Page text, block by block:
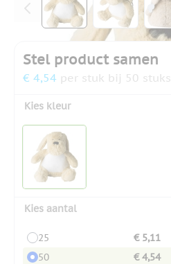
Stel product samen
€ 4,54 per stuk bij 50 stuks
Kies kleur
Kies aantal
25
€ 5,11
50
€ 4,54